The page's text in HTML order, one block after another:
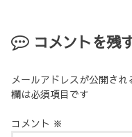
コメントを残
メールアドレスが公開され
欄は必須項目です
コメント ※